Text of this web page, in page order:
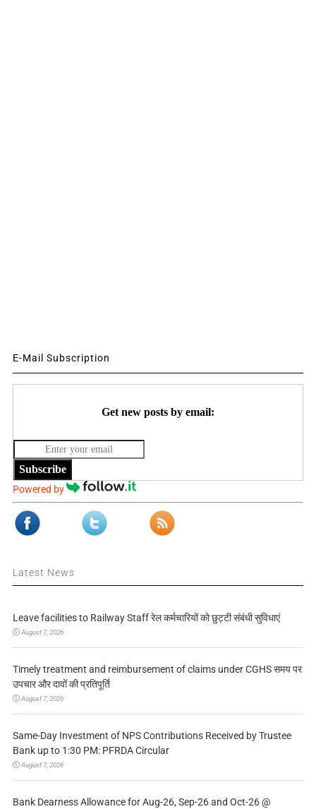
E-Mail Subscription
Get new posts by email:
Subscribe
Powered by
Latest News
Leave facilities to Railway Staff रेल कर्मचारियों को छुट्टी संबंधी सुविधाएं
August 7, 2026
Timely treatment and reimbursement of claims under CGHS समय पर
उपचार और दावों की प्रतिपूर्ति
August 7, 2026
Same-Day Investment of NPS Contributions Received by Trustee
Bank up to 1:30 PM: PFRDA Circular
August 7, 2026
Bank Dearness Allowance for Aug-26, Sep-26 and Oct-26 @